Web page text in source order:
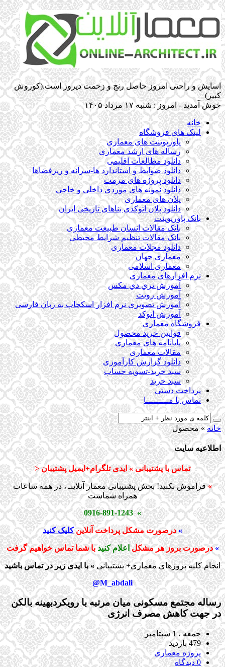
اسایش و راحتی امروز حاصل رنج و زحمت دیروز است.(کوروش
کبیر)
خوش آمدید - امروز : شنبه ۱۷ مرداد ۱۴۰۵
خانه
لینک های فروشگاه
پاورپوینت های معماری
رساله های ارشد معماری
دانلود مطالعات اقلیمی
دانلود ضوابط و استاندارد ها-سرانه و ریزفضاها
دانلود پروژه های مرمت
دانلود نمونه های موردی داخلی و خاجی
پلان های معماری
دانلود پلان اتوکدی بناهای تاریخی ایران
بانک پاورپوینت
بانک مقالات انسان طبیعت معماری
بانک مقالات تنظیم شرایط محیطی
دانلود مجلات معماری
معماری جهان
معماری اسلامی
نرم افزارهای معماری
آﻣﻮزش ﺗﺮي دي ﻣﮑﺲ
آموزش رویت
آموزش تصویری نرم افزار اسکچاپ به زبان فارسی
آموزش اتوکد
فروشگاه معماری
قوانین خرید محصول
پایانامه های معماری
مقالات معماری
دانلود گزارش کارآموزی
سبد خرید-تسویه حساب
سبد خرید
پرداخت دستی
تماس با مـــــــــا
خانه»محصول
اطلاعیه سایت
تماس با پشتیبانی » ایدی تلگرام+ایمیل پشتیبان <
» فراموش نکنید! بخش پشتیبانی معمار آنلاینـ ، در همه ساعات
همراه شماست
» 0916-891-1243
»درصورت مشکل پرداخت آنلاینکلیک کنید
»درصورت بروز هر مشکل اعلام کنیدبا شما تماس خواهیم گرفت
انجام کلیه پروژهای معماری+ پشتیبانی» با ایدی زیر در تماس باشید
M_abdali@
رساله مجتمع مسکونی میان مرتبه با رویکردبهینه بالکن
در جهت کاهش مصرف انرژی
جمعه ، 1 سپتامبر
479 بازدید
پروژه معماری
0 دیدگاه